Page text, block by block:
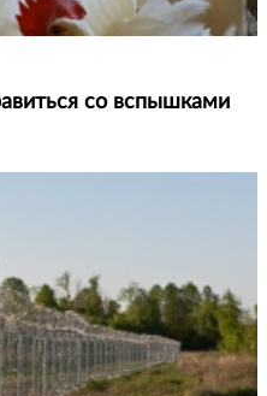
со вспышками